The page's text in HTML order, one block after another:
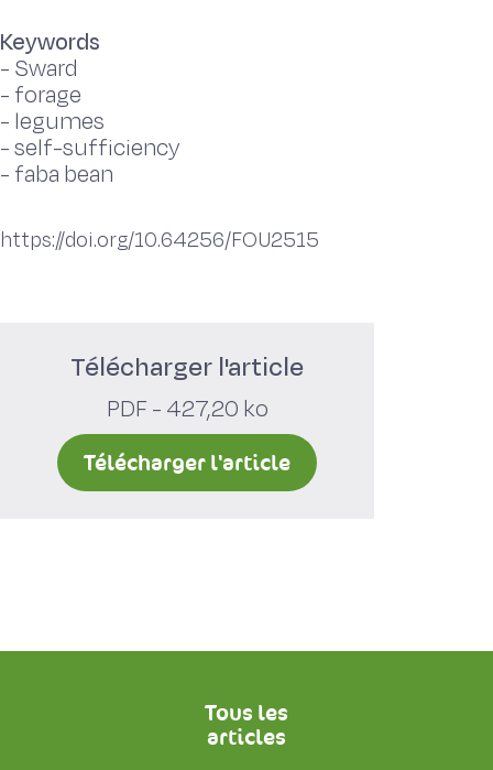
Keywords
- Sward
- forage
- legumes
-self-sufficiency
- faba bean
https://doi.org/10.64256/FOU2515
Télécharger l'article
PDF - 427,20 ko
Télécharger l'article
Tous les
articles